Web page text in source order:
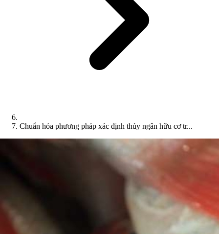
Chuẩn hóa phương pháp xác định thủy ngân hữu cơ tr...